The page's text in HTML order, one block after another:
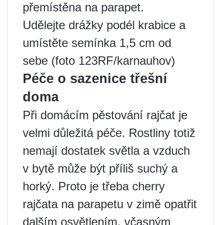
přemístěna na parapet.
Udělejte drážky podél krabice a
umístěte semínka 1,5 cm od
sebe (foto 123RF/karnauhov)
Péče o sazenice třešní
doma
Při domácím pěstování rajčat je
velmi důležitá péče. Rostliny totiž
nemají dostatek světla a vzduch
v bytě může být příliš suchý a
horký. Proto je třeba cherry
rajčata na parapetu v zimě opatřit
dalším osvětlením, včasným